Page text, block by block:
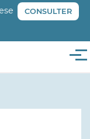
CONSULTER